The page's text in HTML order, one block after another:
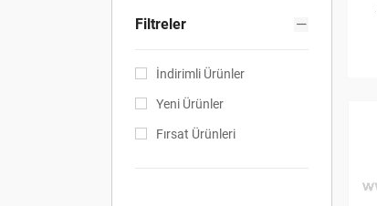
Filtreler
İndirimli Ürünler
Yeni Ürünler
Fırsat Ürünleri